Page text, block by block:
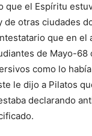
que el Espíritu
de otras ciudades
que en el
de Mayo-68
como lo
le dijo a Pilatos
declarando